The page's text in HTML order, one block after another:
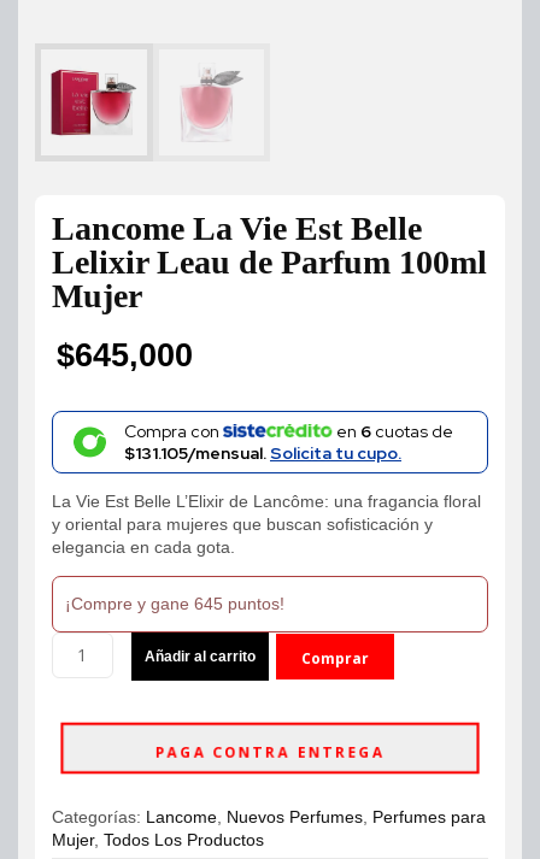
Lancome La Vie Est Belle
Lelixir Leau de Parfum 100ml
Mujer
$645,000
Compra con en 6cuotas de
$131.105/mensual.Solicita tu cupo.
La Vie Est Belle L’Elixir de Lancôme: una fragancia floral
y oriental para mujeres que buscan sofisticación y
elegancia en cada gota.
¡Compre y gane 645 puntos!
Leau
Parfum
100ml
Añadir al carrito Comprar
PAGA CONTRA ENTREGA
Categorías: Lancome Nuevos Perfumes Perfumes para
Mujer, Todos Los Productos